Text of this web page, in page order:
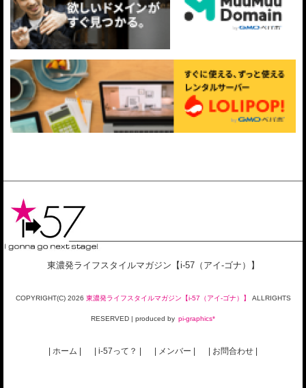
東濃発ライフスタイルマガジン【i-57（アイ-ゴナ）】
COPYRIGHT(C) 2026 東濃発ライフスタイルマガジン【i-57（アイ-ゴナ）】 ALLRIGHTS
RESERVED | produced by pi-graphics*
| ホーム | | i-57って？ | | メンバー | | お問合わせ |